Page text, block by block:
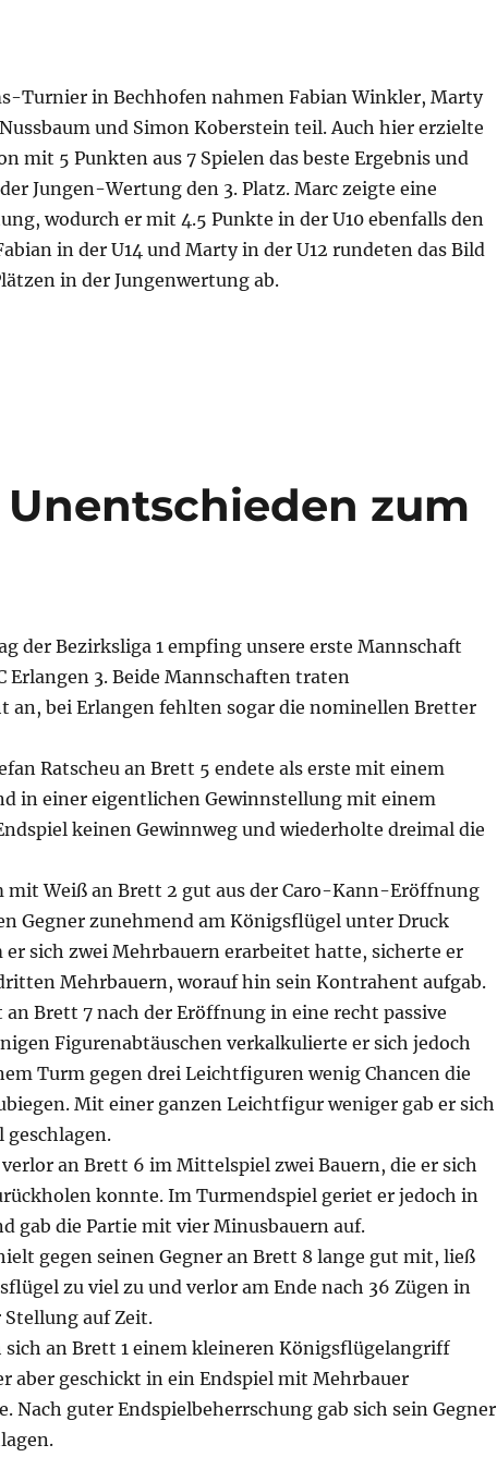
Turnier in Bechhofen nahmen Fabian Winkler, Marty
und Simon Koberstein teil. Auch hier erzielte
mit 5 Punkten aus 7 Spielen das beste Ergebnis und
Jungen-Wertung den 3. Platz. Marc zeigte eine
wodurch er mit 4.5 Punkte in der U10 ebenfalls den
in der U14 und Marty in der U12 rundeten das Bild
in der Jungenwertung ab.
zum
der Bezirksliga 1 empfing unsere erste Mannschaft
Erlangen 3. Beide Mannschaften traten
an, bei Erlangen fehlten sogar die nominellen Bretter
Ratscheu an Brett 5 endete als erste mit einem
in einer eigentlichen Gewinnstellung mit einem
keinen Gewinnweg und wiederholte dreimal die
mit Weiß an Brett 2 gut aus der Caro-Kann-Eröffnung
Gegner zunehmend am Königsflügel unter Druck
er sich zwei Mehrbauern erarbeitet hatte, sicherte er
Mehrbauern, worauf hin sein Kontrahent aufgab.
Brett 7 nach der Eröffnung in eine recht passive
Figurenabtäuschen verkalkulierte er sich jedoch
Turm gegen drei Leichtfiguren wenig Chancen die
Mit einer ganzen Leichtfigur weniger gab er sich
geschlagen.
an Brett 6 im Mittelspiel zwei Bauern, die er sich
konnte. Im Turmendspiel geriet er jedoch in
gab die Partie mit vier Minusbauern auf.
gegen seinen Gegner an Brett 8 lange gut mit, ließ
zu viel zu und verlor am Ende nach 36 Zügen in
auf Zeit.
sich an Brett 1 einem kleineren Königsflügelangriff
aber geschickt in ein Endspiel mit Mehrbauer
Nach guter Endspielbeherrschung gab sich sein Gegner